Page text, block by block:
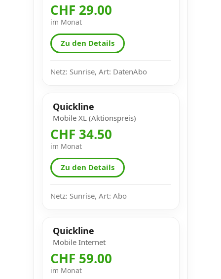
CHF 29.00
im Monat
Zu den Details
Netz: Sunrise, Art: DatenAbo
Quickline
Mobile XL (Aktionspreis)
CHF 34.50
im Monat
Zu den Details
Netz: Sunrise, Art: Abo
Quickline
Mobile Internet
CHF 59.00
im Monat